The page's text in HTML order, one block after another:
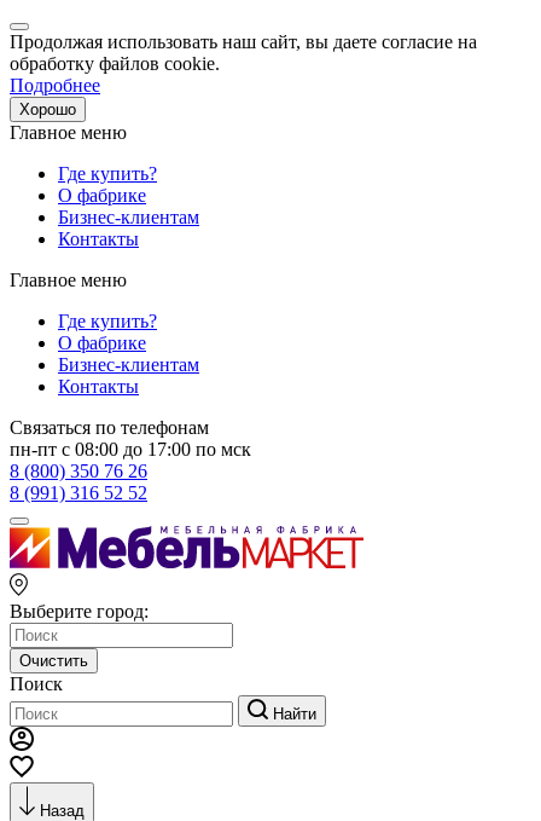
Продолжая использовать наш сайт, вы даете согласие на
обработку файлов cookie.
Подробнее
Хорошо
Главное меню
Где купить?
О фабрике
Бизнес-клиентам
Контакты
Главное меню
Где купить?
О фабрике
Бизнес-клиентам
Контакты
Связаться по телефонам
пн-пт с 08:00 до 17:00 по мск
8 (800) 350 76 26
8 (991) 316 52 52
Выберите город:
Очистить
Поиск
Найти
Назад